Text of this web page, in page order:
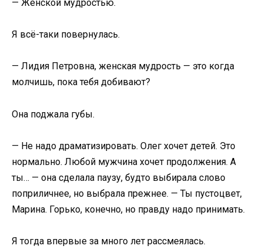
— Женской мудростью.
Я всё-таки повернулась.
— Лидия Петровна, женская мудрость — это когда
молчишь, пока тебя добивают?
Она поджала губы.
— Не надо драматизировать. Олег хочет детей. Это
нормально. Любой мужчина хочет продолжения. А
ты… — она сделала паузу, будто выбирала слово
поприличнее, но выбрала прежнее. — Ты пустоцвет,
Марина. Горько, конечно, но правду надо принимать.
Я тогда впервые за много лет рассмеялась.